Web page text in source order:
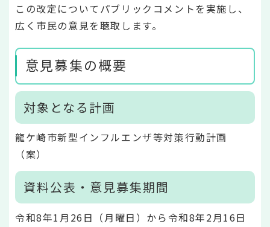
この改定についてパブリックコメントを実施し、
広く市民の意見を聴取します。
意見募集の概要
対象となる計画
龍ケ崎市新型インフルエンザ等対策行動計画
（案）
資料公表・意見募集期間
令和8年1月26日（月曜日）から令和8年2月16日